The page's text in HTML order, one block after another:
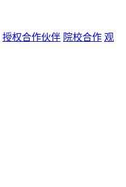
授权合作伙伴 院校合作 观